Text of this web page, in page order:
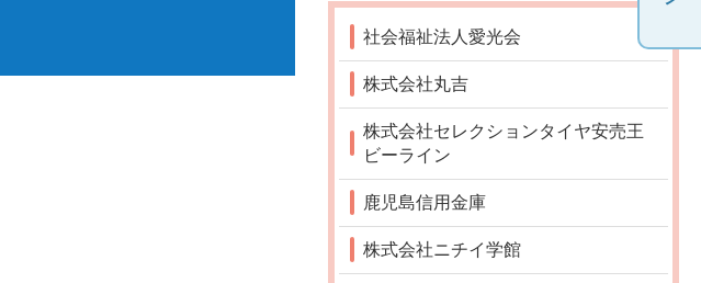
社会福祉法人愛光会
株式会社丸吉
株式会社セレクションタイヤ安売王
ビーライン
鹿児島信用金庫
株式会社ニチイ学館